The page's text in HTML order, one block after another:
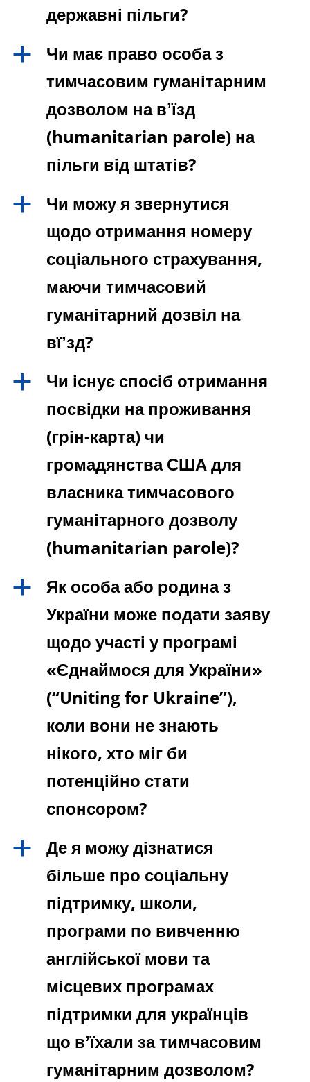
державні пільги?
a
Чи має право особа з
тимчасовим гуманітарним
дозволом на вʼїзд
(humanitarian parole) на
пільги від штатів?
a
Чи можу я звернутися
щодо отримання номеру
соціального страхування,
маючи тимчасовий
гуманітарний дозвіл на
вїʼзд?
a
Чи існує спосіб отримання
посвідки на проживання
(грін-карта) чи
громадянства США для
власника тимчасового
гуманітарного дозволу
(humanitarian parole)?
a
Як особа або родина з
України може подати заяву
щодо участі у програмі
«Єднаймося для України»
(“Uniting for Ukraine”),
коли вони не знають
нікого, хто міг би
потенційно стати
спонсором?
a
Де я можу дізнатися
більше про соціальну
підтримку, школи,
програми по вивченню
англійської мови та
місцевих програмах
підтримки для українців
що вʼїхали за тимчасовим
гуманітарним дозволом?